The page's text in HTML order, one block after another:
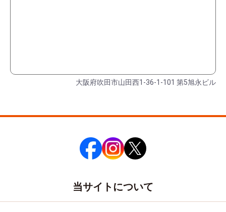
大阪府吹田市山田西1-36-1-101 第5旭永ビル
当サイトについて